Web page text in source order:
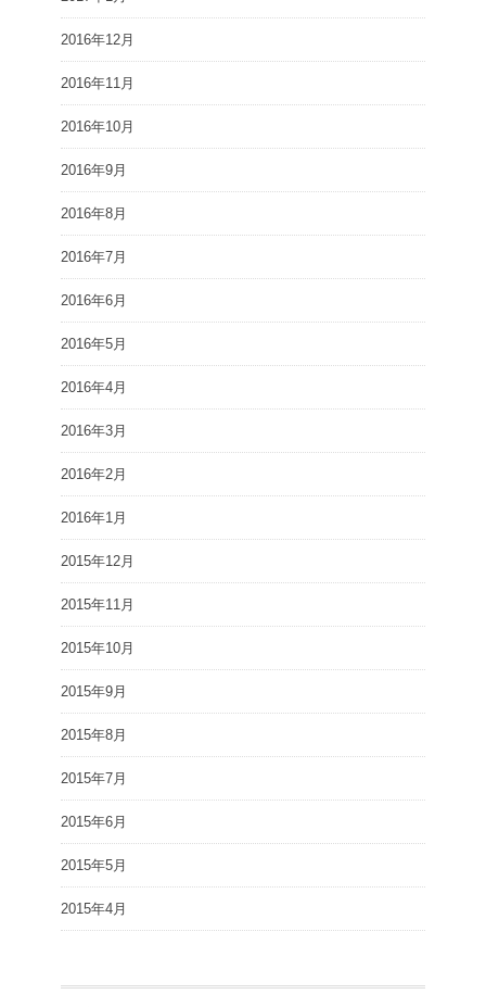
2016年12月
2016年11月
2016年10月
2016年9月
2016年8月
2016年7月
2016年6月
2016年5月
2016年4月
2016年3月
2016年2月
2016年1月
2015年12月
2015年11月
2015年10月
2015年9月
2015年8月
2015年7月
2015年6月
2015年5月
2015年4月